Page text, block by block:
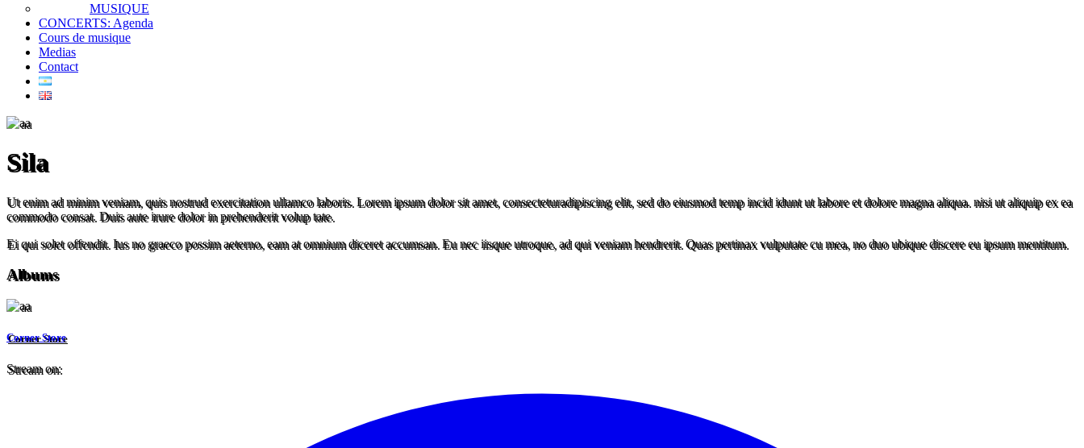
MUSIQUE
CONCERTS: Agenda
Cours de musique
Medias
Contact
Sila
Ut enim ad minim veniam, quis nostrud exercitation ullamco laboris. Lorem ipsum dolor sit amet, consecteturadipiscing elit, sed do eiusmod temp incid idunt ut labore et dolore magna aliqua. nisi ut aliquip ex ea
commodo consat. Duis aute irure dolor in prehenderit volup tate.
Ei qui solet offendit. Ius no graeco possim aeterno, eam at omnium diceret accumsan. Eu nec iisque utroque, ad qui veniam hendrerit. Quas pertinax vulputate cu mea, no duo ubique discere eu ipsum mentitum.
Albums
Corner Store
Stream on: